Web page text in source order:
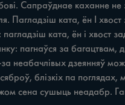
Сапраўднае каханне не
ката, ён І
ката, ён i хвост
пагнаўся за багацтвам,
неабачлівых дзеянняў
блізкіх па
сена сушыць неадабр.